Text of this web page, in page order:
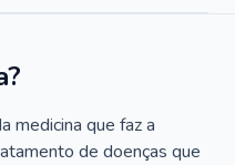
medicina que faz a
de doenças que